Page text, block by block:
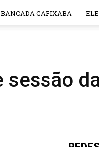
BANCADA CAPIXABA
sessão